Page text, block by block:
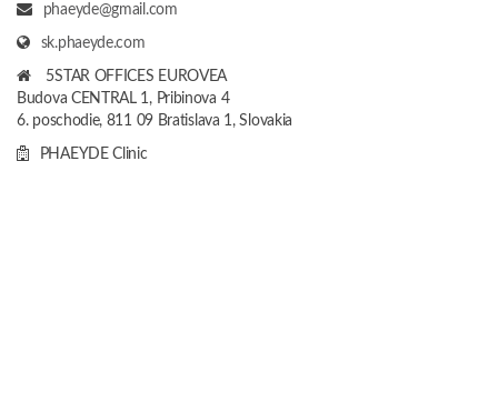
phaeyde@gmail.com
sk.phaeyde.com
5STAR OFFICES EUROVEA
Budova CENTRAL 1, Pribinova 4
6. poschodie, 811 09 Bratislava 1, Slovakia
PHAEYDE Clinic